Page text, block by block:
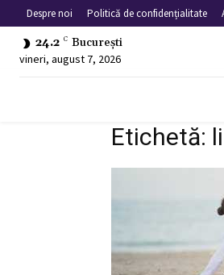
Despre noi Politică de confidențialitate
24.2 C București
vineri, august 7, 2026
Etichetă: